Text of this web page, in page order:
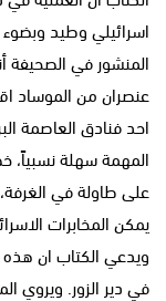
اسرائيلي وطيد
عنصران من الموساد
احد فنادق العاصمة
المهمة سهلة نسبياً،
على طاولة في
يمكن المخابرات
ويدعي الكتاب ان
في دير الزور. ويروي